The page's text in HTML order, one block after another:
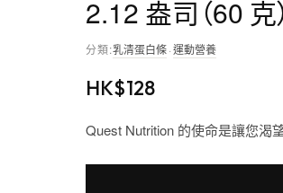
2.12 盎司（60 克
分類:乳清蛋白條·運動營養
HK$128
Quest Nutrition 的使命是讓您渴